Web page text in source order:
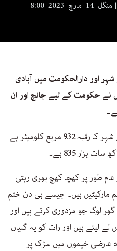
منگل 14 مارچ 2023 8:00
500 سال پرانے شہر اور دارالحکومت میں آبادی
حکومت کے لیے جانچ اور ان
دارالحکومت دہلی کے تنگ پرانے شہر کا رقبہ 932 مربع کلومیٹر ہے
عام طور پر کھچا کھچ بھری رہتی
مارکیٹیں ہیں۔ جیسے ہی دن ختم
لوگ جو مزدوری کرتے ہیں اور
لیتے ہیں اور رات کو یہ گلیاں
عارضی خیموں میں سڑک پر